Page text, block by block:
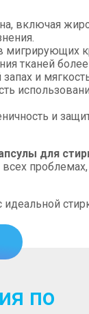
включая
тканей
и
и
для
по